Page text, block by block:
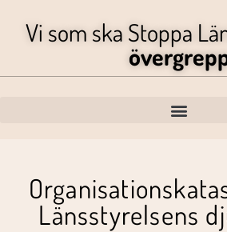
Vi som ska Stoppa
Länsstyrelsens